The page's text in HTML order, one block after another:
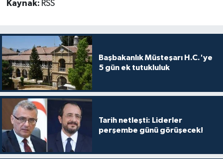
Kaynak: RSS
Başbakanlık Müsteşarı H.C.'ye
5 gün ek tutukluluk
Tarih netleşti: Liderler
perşembe günü görüşecek!